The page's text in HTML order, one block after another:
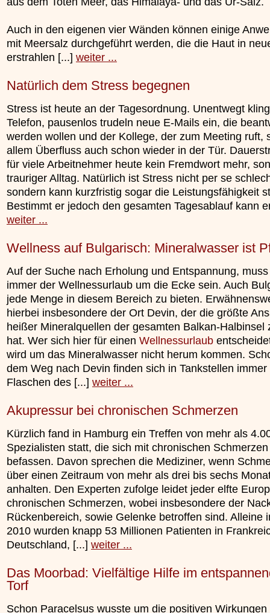
Auch in den eigenen vier Wänden können einige
mit Meersalz durchgeführt werden, die die Haut in
erstrahlen [...] weiter ...
Natürlich dem Stress begegnen
Stress ist heute an der Tagesordnung. Unentwegt
Telefon, pausenlos trudeln neue E-Mails ein, die
werden wollen und der Kollege, der zum Meeting ruft,
allem Überfluss auch schon wieder in der Tür.
für viele Arbeitnehmer heute kein Fremdwort mehr,
trauriger Alltag. Natürlich ist Stress nicht per se
sondern kann kurzfristig sogar die Leistungsfähigkeit
Bestimmt er jedoch den gesamten Tagesablauf kann
weiter ...
Wellness auf Bulgarisch: Mineralwasser ist
Auf der Suche nach Erholung und Entspannung,
immer der Wellnessurlaub um die Ecke sein. Auch
jede Menge in diesem Bereich zu bieten.
hierbei insbesondere der Ort Devin, der die größte
heißer Mineralquellen der gesamten Balkan-Halbinsel
hat. Wer sich hier für einen Wellnessurlaub
wird um das Mineralwasser nicht herum kommen.
dem Weg nach Devin finden sich in Tankstellen immer
Flaschen des [...] weiter ...
Akupressur bei chronischen Schmerzen
Kürzlich fand in Hamburg ein Treffen von mehr als
Spezialisten statt, die sich mit chronischen Schmerzen
befassen. Davon sprechen die Mediziner, wenn
über einen Zeitraum von mehr als drei bis sechs
anhalten. Den Experten zufolge leidet jeder elfte
chronischen Schmerzen, wobei insbesondere der
Rückenbereich, sowie Gelenke betroffen sind. Alleine
2010 wurden knapp 53 Millionen Patienten in
Deutschland, [...] weiter ...
Das Moorbad: Vielfältige Hilfe im
Torf
Schon Paracelsus wusste um die positiven Wirkungen